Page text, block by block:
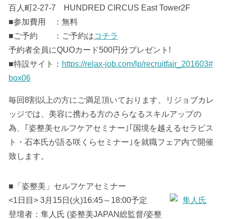
百人町2-27-7 HUNDRED CIRCUS East Tower2F
■参加費用 ：無料
■ご予約 ：ご予約はコチラ
予約者全員にQUOカード500円分プレゼント!
■特設サイト： https://relax-job.com/lp/recruitfair_201603#
box06
毎回8割以上の方にご満足頂いております、リジョブカレ
ッジでは、美容に携わる方のさらなるスキルアップの
為、｢姿整美セルフケアセミナー｣｢国境を越えるセラピス
ト・石本氏が語る咲くらセミナー｣を就職フェア内で開催
致します。
■「姿整美」セルフケアセミナー
<1日目> 3月15日(火)16:45～18:00予定
登壇者：隼人氏 (姿整美JAPAN総監督/姿整